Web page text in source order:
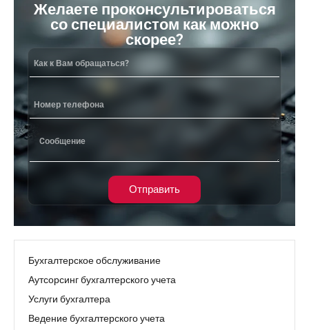
Желаете проконсультироваться
со специалистом как можно
скорее?
Отправить
Бухгалтерское обслуживание
Аутсорсинг бухгалтерского учета
Услуги бухгалтера
Ведение бухгалтерского учета